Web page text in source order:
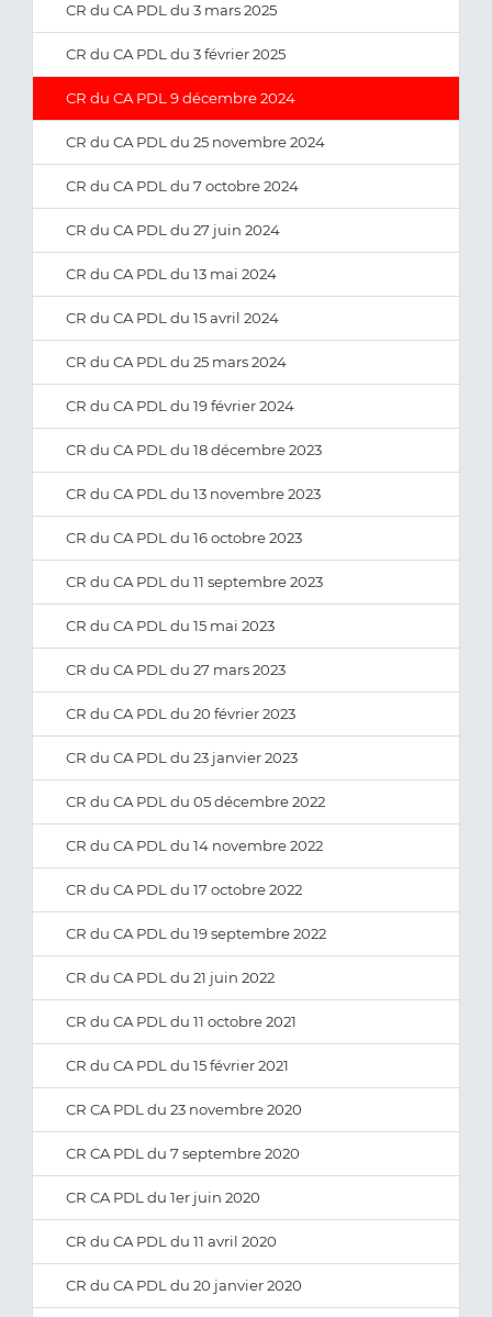
CR du CA PDL du 3 mars 2025
CR du CA PDL du 3 février 2025
CR du CA PDL 9 décembre 2024
CR du CA PDL du 25 novembre 2024
CR du CA PDL du 7 octobre 2024
CR du CA PDL du 27 juin 2024
CR du CA PDL du 13 mai 2024
CR du CA PDL du 15 avril 2024
CR du CA PDL du 25 mars 2024
CR du CA PDL du 19 février 2024
CR du CA PDL du 18 décembre 2023
CR du CA PDL du 13 novembre 2023
CR du CA PDL du 16 octobre 2023
CR du CA PDL du 11 septembre 2023
CR du CA PDL du 15 mai 2023
CR du CA PDL du 27 mars 2023
CR du CA PDL du 20 février 2023
CR du CA PDL du 23 janvier 2023
CR du CA PDL du 05 décembre 2022
CR du CA PDL du 14 novembre 2022
CR du CA PDL du 17 octobre 2022
CR du CA PDL du 19 septembre 2022
CR du CA PDL du 21 juin 2022
CR du CA PDL du 11 octobre 2021
CR du CA PDL du 15 février 2021
CR CA PDL du 23 novembre 2020
CR CA PDL du 7 septembre 2020
CR CA PDL du 1er juin 2020
CR du CA PDL du 11 avril 2020
CR du CA PDL du 20 janvier 2020